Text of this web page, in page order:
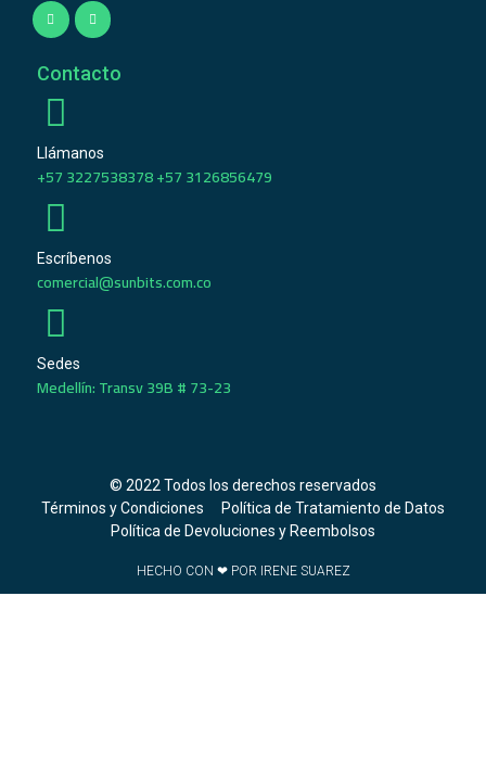
Contacto
Llámanos
+57 3227538378 +57 3126856479
Escríbenos
comercial@sunbits.com.co
Sedes
Medellín: Transv 39B # 73-23
© 2022 Todos los derechos reservados
Términos y Condiciones
Política de Tratamiento de Datos
Política de Devoluciones y Reembolsos
HECHO CON ❤ POR IRENE SUAREZ